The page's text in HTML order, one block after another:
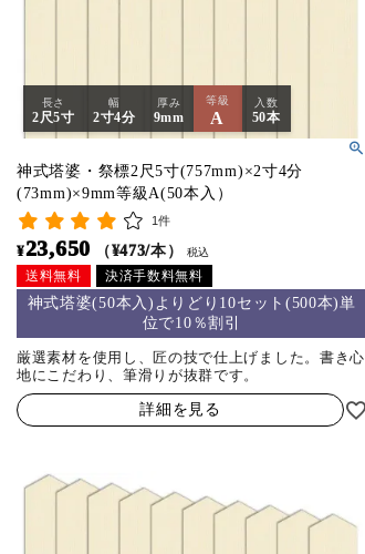
長さ
2尺5寸
幅
2寸4分
厚み
9mm
等級
A
入数
50本
神式塔婆・祭標2尺5寸(757mm)×2寸4分
(73mm)×9mm等級A(50本入）
1件
¥23,650 （¥473/本） 税込
送料無料 決済手数料無料
神式塔婆(50本入)よりどり10セット(500本)単
位で10％割引
厳選素材を使用し、匠の技で仕上げました。書き心
地にこだわり、筆滑りが抜群です。
詳細を見る